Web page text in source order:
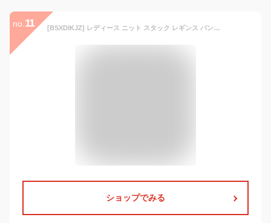
no. 11 [BSXDIKJZ] レディース ニット スタック レギンス パンツ コントラスト ストライプ フリンジ サイド タッセル スウェットパンツ ストリートウェア,赤,S
ショップでみる